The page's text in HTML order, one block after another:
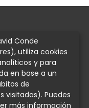
Conde
utiliza cookies
y para
en base a un
de
visitadas). Puedes
más información